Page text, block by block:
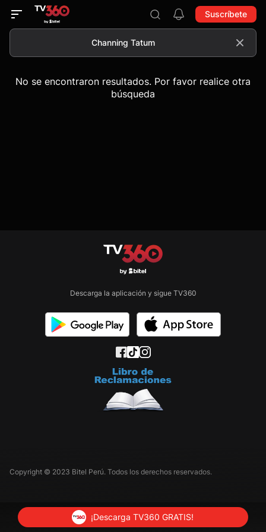
Suscríbete
No se encontraron resultados. Por favor realice otra
búsqueda
Descarga la aplicación y sigue TV360
Copyright © 2023 Bitel Perú. Todos los derechos reservados.
¡Descarga TV360 GRATIS!